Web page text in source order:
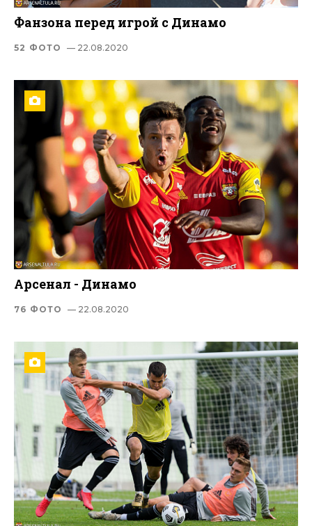
Фанзона перед игрой с Динамо
52 ФОТО — 22.08.2020
Арсенал - Динамо
76 ФОТО — 22.08.2020